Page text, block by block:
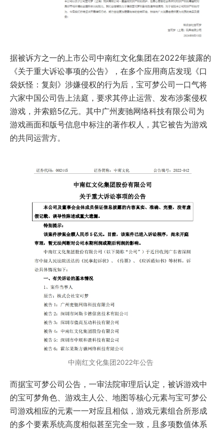
据被诉方之一的上市公司中南红文化集团在2022年披露的
《关于重大诉讼事项的公告》，在多个应用商店发现《口
袋妖怪：复刻》涉嫌侵权的行为后，宝可梦公司一口气将
六家中国公司告上法庭，要求其停止运营、发布涉案侵权
游戏，并索赔5亿元。其中广州麦驰网络科技有限公司为
游戏画面和版号信息中标注的著作权人，其它被告为游戏
的共同运营方。
中南红文化集团2022年公告
而据宝可梦公司公告，一审法院审理后认定，被诉游戏中
的宝可梦角色、游戏主人公、地图等核心元素与宝可梦公
司游戏相应的元素一一对应且相似，游戏元素组合所形成
的多个要素系统高度相似甚至完全一致，且多项数值体系